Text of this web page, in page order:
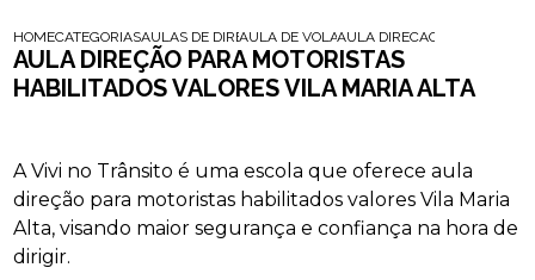
HOMECATEGORIASAULAS DE DIRECAO PARA HABILITADOS
AULA DE VOLANTE PARA MOTORISTAS
AULA DIRECAO PARA
AULA DIREÇÃO PARA MOTORISTAS
HABILITADOS VALORES VILA MARIA ALTA
A Vivi no Trânsito é uma escola que oferece aula
direção para motoristas habilitados valores Vila Maria
Alta, visando maior segurança e confiança na hora de
dirigir.